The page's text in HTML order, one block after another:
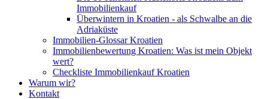
Immobilienkauf
Überwintern in Kroatien - als Schwalbe an die
Adriaküste
Immobilien-Glossar Kroatien
Immobilienbewertung Kroatien: Was ist mein Objekt
wert?
Checkliste Immobilienkauf Kroatien
Warum wir?
Kontakt